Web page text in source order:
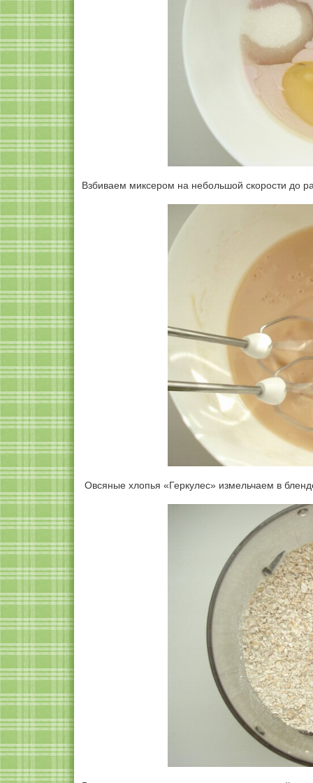
Взбиваем миксером на небольшой скорости до
Овсяные хлопья «Геркулес» измельчаем в